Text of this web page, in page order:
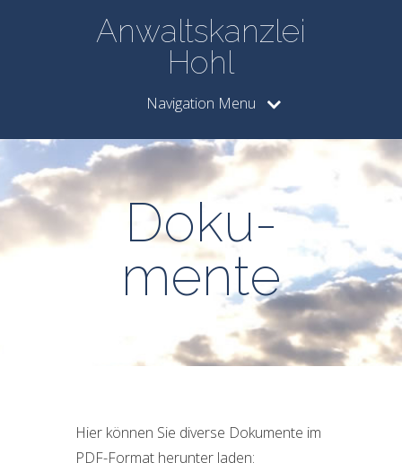
Anwaltskanzlei
Hohl
Navigation Menu
Doku­
men­te
Hier kön­nen Sie diver­se Doku­men­te im
PDF-For­mat her­un­ter laden: